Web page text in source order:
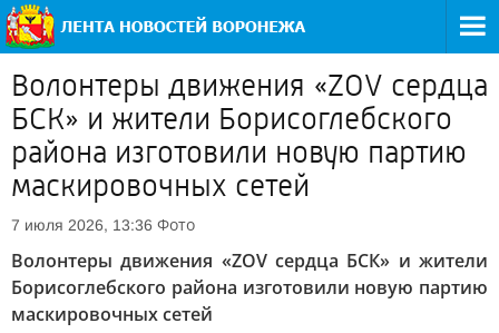
Волонтеры движения «ZOV сердца
БСК» и жители Борисоглебского
района изготовили новую партию
маскировочных сетей
7 июля 2026, 13:36 Фото
Волонтеры движения «ZOV сердца БСК» и жители
Борисоглебского района изготовили новую партию
маскировочных сетей